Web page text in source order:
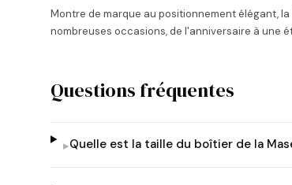
Montre de marque au positionnement élégant,
nombreuses occasions, de l'anniversaire à une
Questions fréquentes
▸Quelle est la taille du boîtier de la